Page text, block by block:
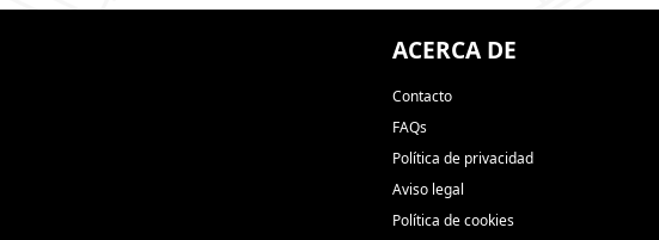
ACERCA DE
Contacto
FAQs
Política de privacidad
Aviso legal
Política de cookies